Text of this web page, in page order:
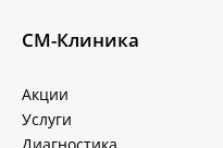
СМ-Клиника
Акции
Услуги